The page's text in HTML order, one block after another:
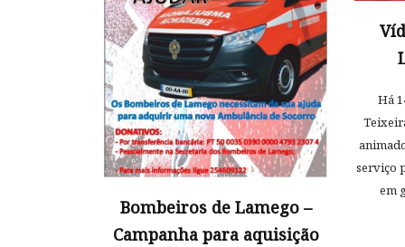
Bombeiros de Lamego –
Campanha para aquisição
Há
serviço
em